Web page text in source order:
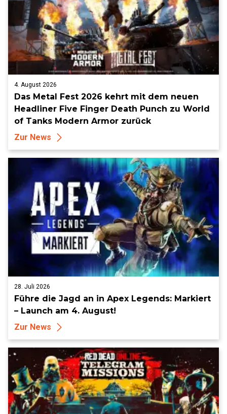
4. August 2026
Das Metal Fest 2026 kehrt mit dem neuen
Headliner Five Finger Death Punch zu World
of Tanks Modern Armor zurück
Zur News
28. Juli 2026
Führe die Jagd an in Apex Legends: Markiert
– Launch am 4. August!
Zur News